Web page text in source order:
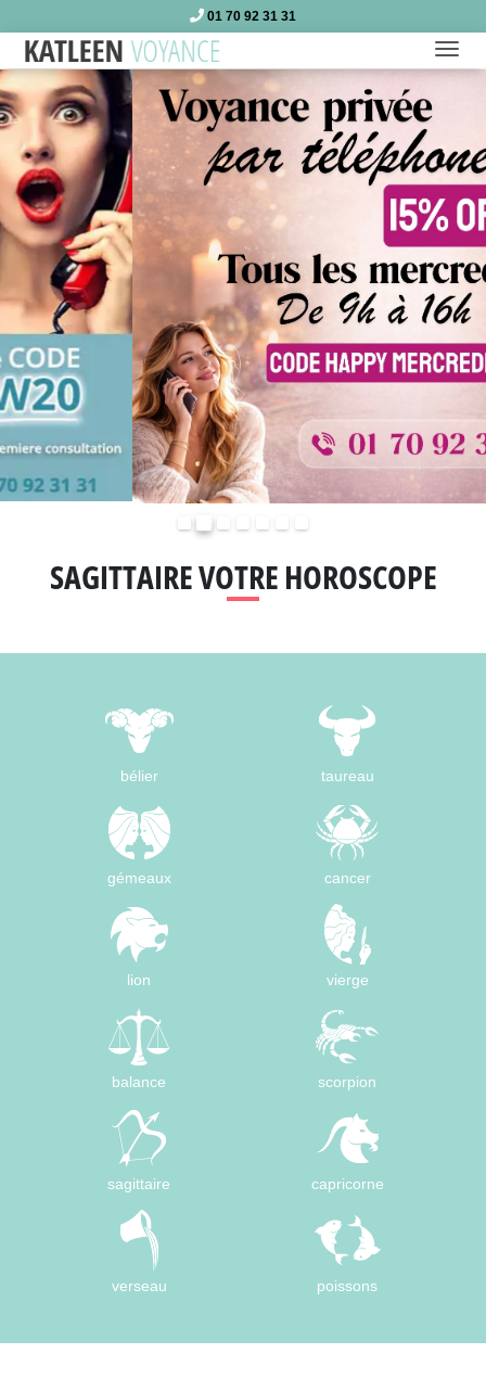
01 70 92 31 31
SAGITTAIRE VOTRE HOROSCOPE
bélier taureau
gémeaux cancer
lion vierge
balance scorpion
sagittaire capricorne
verseau poissons